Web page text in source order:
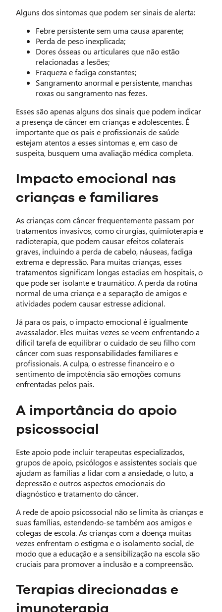
Alguns dos sintomas que podem ser sinais de alerta:
Febre persistente sem uma causa aparente;
Perda de peso inexplicada;
Dores ósseas ou articulares que não estão
relacionadas a lesões;
Fraqueza e fadiga constantes;
Sangramento anormal e persistente, manchas
roxas ou sangramento nas fezes.
Esses são apenas alguns dos sinais que podem indicar
a presença de câncer em crianças e adolescentes. É
importante que os pais e profissionais de saúde
estejam atentos a esses sintomas e, em caso de
suspeita, busquem uma avaliação médica completa.
Impacto emocional nas
crianças e familiares
As crianças com câncer frequentemente passam por
tratamentos invasivos, como cirurgias, quimioterapia e
radioterapia, que podem causar efeitos colaterais
graves, incluindo a perda de cabelo, náuseas, fadiga
extrema e depressão. Para muitas crianças, esses
tratamentos significam longas estadias em hospitais, o
que pode ser isolante e traumático. A perda da rotina
normal de uma criança e a separação de amigos e
atividades podem causar estresse adicional.
Já para os pais, o impacto emocional é igualmente
avassalador. Eles muitas vezes se veem enfrentando a
difícil tarefa de equilibrar o cuidado de seu filho com
câncer com suas responsabilidades familiares e
profissionais. A culpa, o estresse financeiro e o
sentimento de impotência são emoções comuns
enfrentadas pelos pais.
A importância do apoio
psicossocial
Este apoio pode incluir terapeutas especializados,
grupos de apoio, psicólogos e assistentes sociais que
ajudam as famílias a lidar com a ansiedade, o luto, a
depressão e outros aspectos emocionais do
diagnóstico e tratamento do câncer.
A rede de apoio psicossocial não se limita às crianças e
suas famílias, estendendo-se também aos amigos e
colegas de escola. As crianças com a doença muitas
vezes enfrentam o estigma e o isolamento social, de
modo que a educação e a sensibilização na escola são
cruciais para promover a inclusão e a compreensão.
Terapias direcionadas e